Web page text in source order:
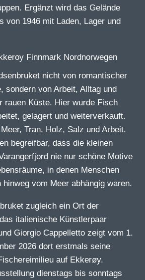
Ergänzt wird das Gelände
von 1946 mit Laden, Lager und
nicht von romantischer
sondern von Arbeit, Alltag und
rauen Küste. Hier wurde Fisch
gelagert und weiterverkauft.
Tran, Holz, Salz und Arbeit.
begreifbar, dass die kleinen
nie nur schöne Motive
in denen Menschen
hinweg vom Meer abhängig waren.
zugleich ein Ort der
italienische Künstlerpaar
Giorgio Cappelletto zeigt vom 1.
2026 dort erstmals seine
auf Ekkerøy.
dienstags bis sonntags